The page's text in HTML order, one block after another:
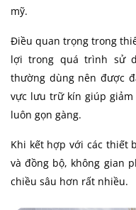
mỹ.
Điều quan trọng trong
lợi trong quá trình sử
thường dùng nên được
vực lưu trữ kín giúp
luôn gọn gàng.
Khi kết hợp với các thiết
và đồng bộ, không gian
chiều sâu hơn rất nhiều.